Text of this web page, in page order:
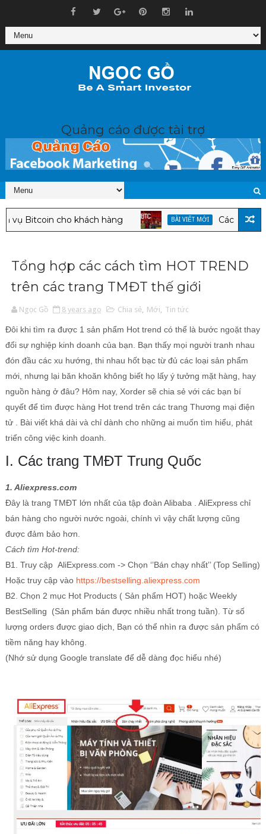
Quảng cáo được tài trợ
Bitcoin cho khách hàng BÀI VIẾT MỚI Các nhà phân
Tổng hợp các cách tìm HOT TREND
trên các trang TMĐT thế giới
Ngọc Gồ 8 years ago Chia sẻ, Mới, Tin tức
Đôi khi tìm ra được 1 sản phẩm Hot trend có thể là bước ngoặt thay
đổi sự nghiệp kinh doanh của bạn. Bạn thấy mọi người tranh nhau
đón đầu các xu hướng, thi nhau hốt bạc từ đủ các loại sản phẩm
mới, nhưng lại băn khoăn không biết họ lấy ý tưởng mặt hàng, hay
nguồn hàng ở đâu? Hôm nay, Xorder sẽ chia sẻ với các bạn bí
quyết để tìm được hàng Hot trend trên các trang Thương mại điện
tử . Bài viết khá dài và chỉ dành cho những ai muốn tìm hiểu, phát
triển công việc kinh doanh.
I. Các trang TMĐT Trung Quốc
1. Aliexpress.com
Đây là trang TMĐT lớn nhất của tập đoàn Alibaba . AliExpress chỉ
bán hàng cho người nước ngoài, chính vì vậy chất lượng cũng
được đảm bảo hơn.
Cách tìm Hot-trend:
B1. Truy cập AliExpress.com -> Chọn ‘’Bán chạy nhất’’ (Top Selling)
Hoặc truy cập vào https://bestselling.aliexpress.com
B2. Chọn 2 mục Hot Products ( Sản phẩm HOT) hoặc Weekly
BestSelling (Sản phẩm bán được nhiều nhất trong tuần). Từ số
lượng orders được giao dịch, Bạn có thể nhìn ra được sản phẩm có
tiềm năng hay không.
(Nhớ sử dụng Google translate để dễ dàng đọc hiểu nhé)